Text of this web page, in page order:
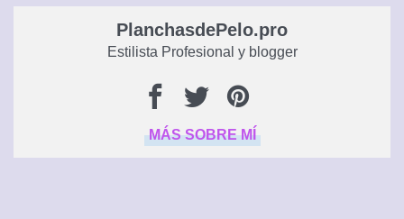
PlanchasdePelo.pro
Estilista Profesional y blogger
MÁS SOBRE MÍ